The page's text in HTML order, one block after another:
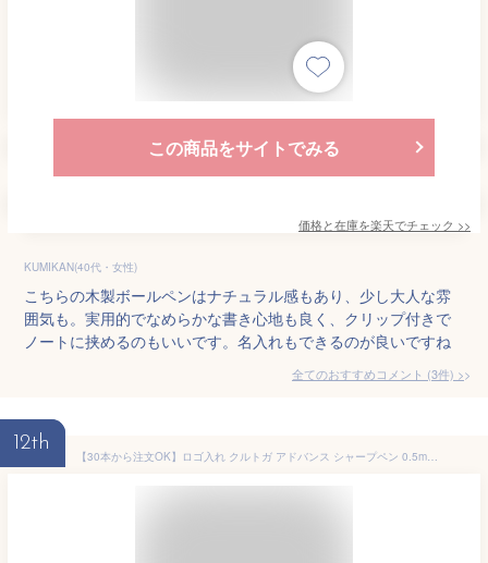
この商品をサイトでみる
価格と在庫を楽天でチェック >>
KUMIKAN(40代・女性)
こちらの木製ボールペンはナチュラル感もあり、少し大人な雰
囲気も。実用的でなめらかな書き心地も良く、クリップ付きで
ノートに挟めるのもいいです。名入れもできるのが良いですね
全てのおすすめコメント (3件) >
12th
【30本から注文OK】ロゴ入れ クルトガ アドバンス シャープペン 0.5mm 熨斗BOX付 三菱鉛筆 Uni 卒業記念品 記念品 卒業祝 入学祝い 会社 法人 お祝い ギフト ノベルティ 大量注文 大口注文 ザワウ